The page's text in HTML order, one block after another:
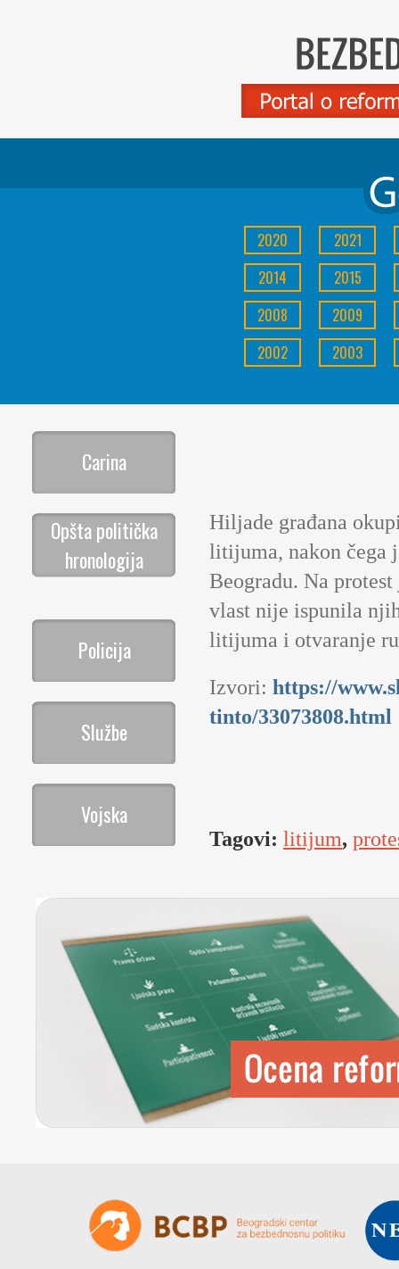
2021
2020
2015
2014
2009
2008
2003
2002
Carina
Opšta politička
hronologija
Policija
Službe
Vojska
Hiljade građana
litijuma, nakon čega
Beogradu. Na
vlast nije ispunila
litijuma i otvaranje
Izvori: https://
tinto/33073808.html
Tagovi: litijum,